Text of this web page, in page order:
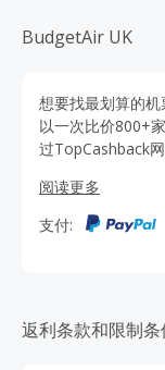
BudgetAir UK
想要找最划算的
以一次比价800+
过TopCashback
阅读更多
支付:
返利条款和限制条